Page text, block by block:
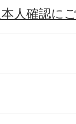
人確認に